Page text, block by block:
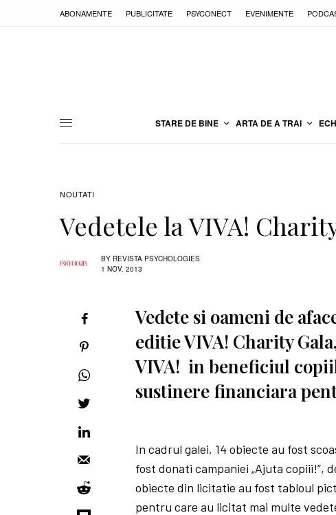
ABONAMENTE PUBLICITATE PSYCONECT EVENIMENTE
STARE DE BINE ARTA DE A TRAI
NOUTATI
Vedetele la VIVA!
BY REVISTA PSYCHOLOGIES
1 NOV. 2013
Vedete si oameni de
editie VIVA! Charity
VIVA! in beneficiul
sustinere financiara
In cadrul galei, 14 obiecte au fost
fost donati campaniei „Ajuta copiii!”,
obiecte din licitatie au fost tabloul
pentru care au licitat mai multe